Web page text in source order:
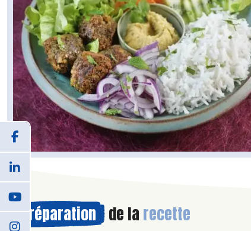
Préparation de la recette